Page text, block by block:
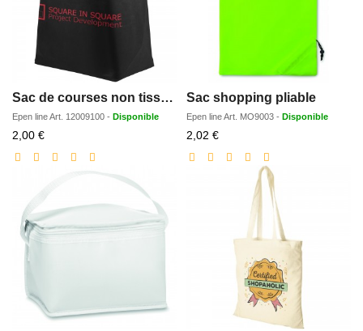
Sac de courses non tisse Maryville 28L
Epen lineArt. 12009100 - Disponible
2,00 €Prix
réduit
Sac shopping pliable
Epen lineArt. MO9003 - Disponible
2,02 €Prix
réduit